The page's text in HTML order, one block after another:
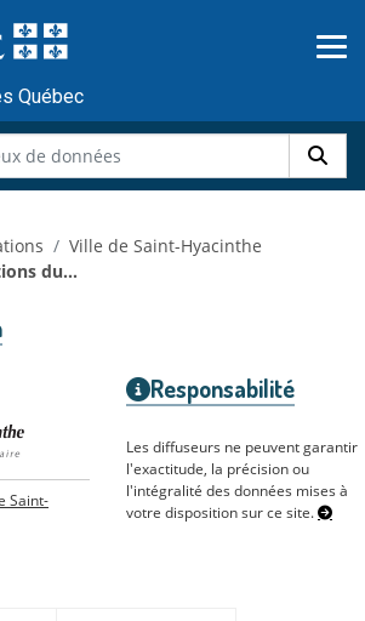
Québec
Ville de Saint-Hyacinthe
du...
Saint-
Responsabilité
Les diffuseurs ne peuvent garantir
l'exactitude, la précision ou
l'intégralité des données mises à
votre disposition sur ce site.